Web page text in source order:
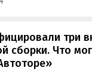
три
сборки. Что